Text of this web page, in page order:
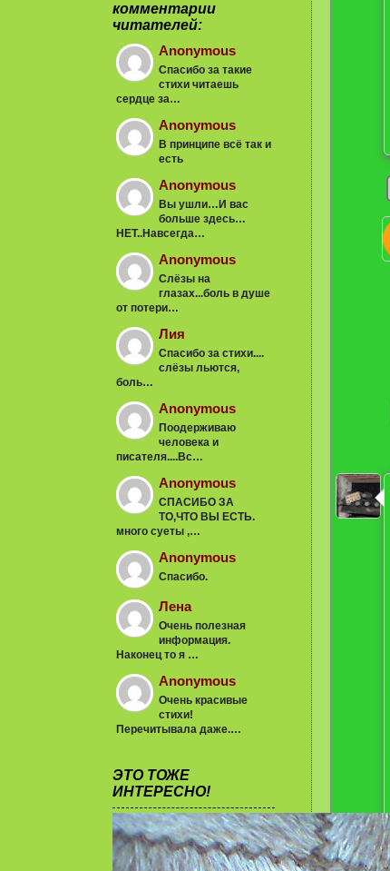
комментарии
читателей:
Anonymous
Спасибо за такие
стихи читаешь
сердце за…
Anonymous
В принципе всё так и
есть
Anonymous
Вы ушли…И вас
больше здесь…
НЕТ..Навсегда…
Anonymous
Слёзы на
глазах...боль в душе
от потери…
Лия
Спасибо за стихи....
слёзы льются,
боль…
Anonymous
Поодерживаю
человека и
писателя....Вс…
Anonymous
СПАСИБО ЗА
ТО,ЧТО ВЫ ЕСТЬ.
много суеты ,…
Anonymous
Спасибо.
Лена
Очень полезная
информация.
Наконец то я …
Anonymous
Очень красивые
стихи!
Перечитывала даже.…
ЭТО ТОЖЕ
ИНТЕРЕСНО!